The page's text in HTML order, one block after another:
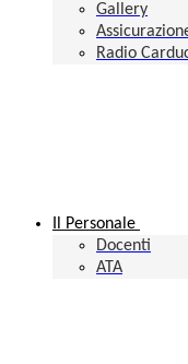
Gallery
Radio
Il Personale
Docenti
ATA